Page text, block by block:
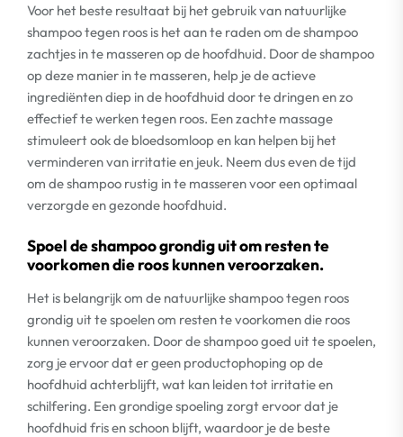
Voor het beste resultaat bij het gebruik van natuurlijke
shampoo tegen roos is het aan te raden om de shampoo
zachtjes in te masseren op de hoofdhuid. Door de shampoo
op deze manier in te masseren, help je de actieve
ingrediënten diep in de hoofdhuid door te dringen en zo
effectief te werken tegen roos. Een zachte massage
stimuleert ook de bloedsomloop en kan helpen bij het
verminderen van irritatie en jeuk. Neem dus even de tijd
om de shampoo rustig in te masseren voor een optimaal
verzorgde en gezonde hoofdhuid.
Spoel de shampoo grondig uit om resten te
voorkomen die roos kunnen veroorzaken.
Het is belangrijk om de natuurlijke shampoo tegen roos
grondig uit te spoelen om resten te voorkomen die roos
kunnen veroorzaken. Door de shampoo goed uit te spoelen,
zorg je ervoor dat er geen productophoping op de
hoofdhuid achterblijft, wat kan leiden tot irritatie en
schilfering. Een grondige spoeling zorgt ervoor dat je
hoofdhuid fris en schoon blijft, waardoor je de beste